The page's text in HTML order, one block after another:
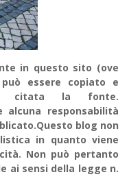
in questo sito (ove
essere copiato e
citata la fonte.
alcuna responsabilità
blog non
in quanto viene
Non può pertanto
ai sensi della legge n.